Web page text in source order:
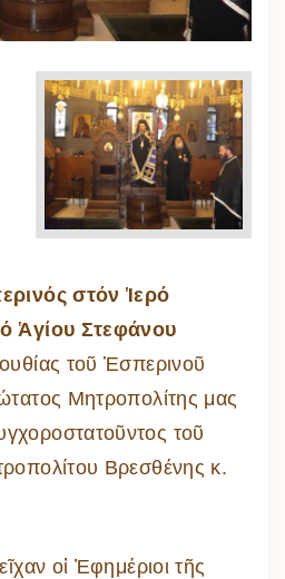
στόν Ἱερό
Ἁγίου Στεφάνου
τοῦ Ἑσπερινοῦ
Μητροπολίτης μας
τοῦ
Βρεσθένης κ.
οἱ Ἐφημέριοι τῆς